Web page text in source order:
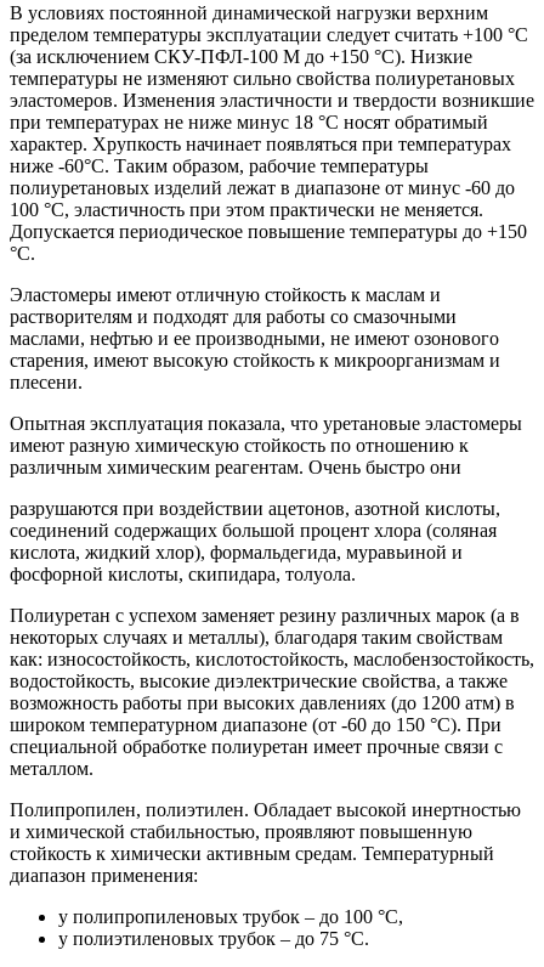
В условиях постоянной динамической нагрузки верхним
пределом температуры эксплуатации следует считать +100 °С
(за исключением СКУ-ПФЛ-100 М до +150 °С). Низкие
температуры не изменяют сильно свойства полиуретановых
эластомеров. Изменения эластичности и твердости возникшие
при температурах не ниже минус 18 °С носят обратимый
характер. Хрупкость начинает появляться при температурах
ниже -60°С. Таким образом, рабочие температуры
полиуретановых изделий лежат в диапазоне от минус -60 до
100 °С, эластичность при этом практически не меняется.
Допускается периодическое повышение температуры до +150
°С.
Эластомеры имеют отличную стойкость к маслам и
растворителям и подходят для работы со смазочными
маслами, нефтью и ее производными, не имеют озонового
старения, имеют высокую стойкость к микроорганизмам и
плесени.
Опытная эксплуатация показала, что уретановые эластомеры
имеют разную химическую стойкость по отношению к
различным химическим реагентам. Очень быстро они
разрушаются при воздействии ацетонов, азотной кислоты,
соединений содержащих большой процент хлора (соляная
кислота, жидкий хлор), формальдегида, муравьиной и
фосфорной кислоты, скипидара, толуола.
Полиуретан с успехом заменяет резину различных марок (а в
некоторых случаях и металлы), благодаря таким свойствам
как: износостойкость, кислотостойкость, маслобензостойкость,
водостойкость, высокие диэлектрические свойства, а также
возможность работы при высоких давлениях (до 1200 атм) в
широком температурном диапазоне (от -60 до 150 °С). При
специальной обработке полиуретан имеет прочные связи с
металлом.
Полипропилен, полиэтилен. Обладает высокой инертностью
и химической стабильностью, проявляют повышенную
стойкость к химически активным средам. Температурный
диапазон применения:
у полипропиленовых трубок – до 100 °С,
у полиэтиленовых трубок – до 75 °С.